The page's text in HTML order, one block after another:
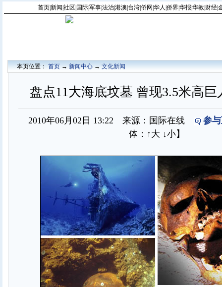
首页|新闻 社区 国际|军事|法治|港澳 台湾|侨网 华人 侨界|华报 华教| 财经|
本页位置：首页→新闻中心→文化新闻
盘点11大海底坟墓 曾现3.5米高巨
2010年06月02日 13:22 来源：国际在线
参
体： ↑大 ↓小】